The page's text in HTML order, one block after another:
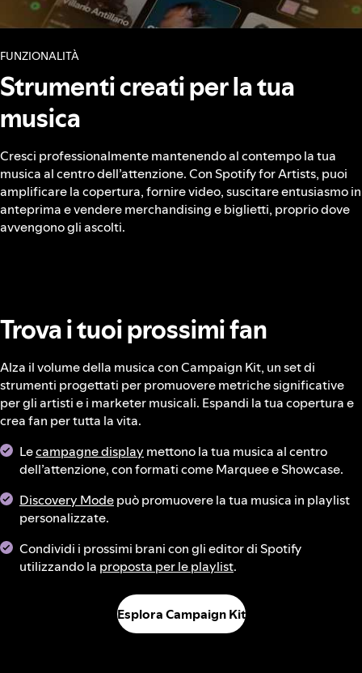
FUNZIONALITÀ
Strumenti creati per la tua
musica
Cresci professionalmente mantenendo al contempo la tua
musica al centro dell’attenzione. Con Spotify for Artists, puoi
amplificare la copertura, fornire video, suscitare entusiasmo in
anteprima e vendere merchandising e biglietti, proprio dove
avvengono gli ascolti.
Trova i tuoi prossimi fan
Alza il volume della musica con Campaign Kit, un set di
strumenti progettati per promuovere metriche significative
per gli artisti e i marketer musicali. Espandi la tua copertura e
crea fan per tutta la vita.
Lecampagne display mettono la tua musica al centro
dell’attenzione, con formati come Marquee e Showcase.
Discovery Modepuò promuovere la tua musica in playlist
personalizzate.
Condividi i prossimi brani con gli editor di Spotify
utilizzando la proposta per le playlist.
Esplora Campaign Kit